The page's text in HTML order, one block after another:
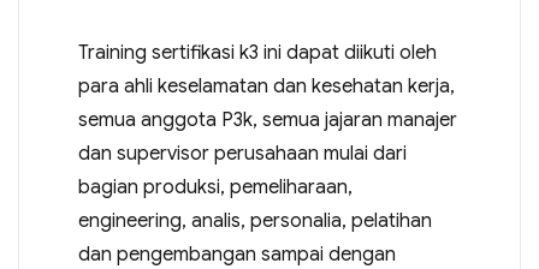
Training sertifikasi k3 ini dapat diikuti oleh
para ahli keselamatan dan kesehatan kerja,
semua anggota P3k, semua jajaran manajer
dan supervisor perusahaan mulai dari
bagian produksi, pemeliharaan,
engineering, analis, personalia, pelatihan
dan pengembangan sampai dengan